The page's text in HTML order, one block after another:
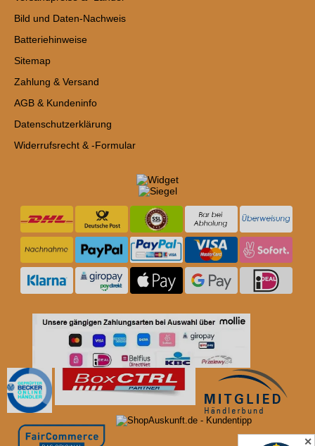
Bild und Daten-Nachweis
Batteriehinweise
Sitemap
Zahlung & Versand
AGB & Kundeninfo
Datenschutzerklärung
Widerrufsrecht & -Formular
✕